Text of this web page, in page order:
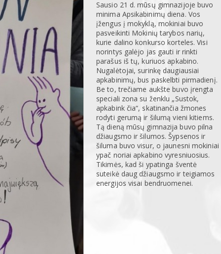
Sausio 21 d. mūsų gimnazijoje buvo
minima Apsikabinimų diena. Vos
įžengus į mokyklą, mokiniai buvo
pasveikinti Mokinių tarybos narių,
kurie dalino konkurso korteles. Visi
norintys galėjo jas gauti ir rinkti
parašus iš tų, kuriuos apkabino.
Nugalėtojai, surinkę daugiausiai
apkabinimų, bus paskelbti pirmadienį.
Be to, trečiame aukšte buvo įrengta
speciali zona su ženklu „Sustok,
apkabink čia“, skatinančia žmones
rodyti gerumą ir šilumą vieni kitiems.
Tą dieną mūsų gimnazija buvo pilna
džiaugsmo ir šilumos. Šypsenos ir
šiluma buvo visur, o jaunesni mokiniai
ypač noriai apkabino vyresniuosius.
Tikimės, kad ši ypatinga šventė
suteikė daug džiaugsmo ir teigiamos
energijos visai bendruomenei.